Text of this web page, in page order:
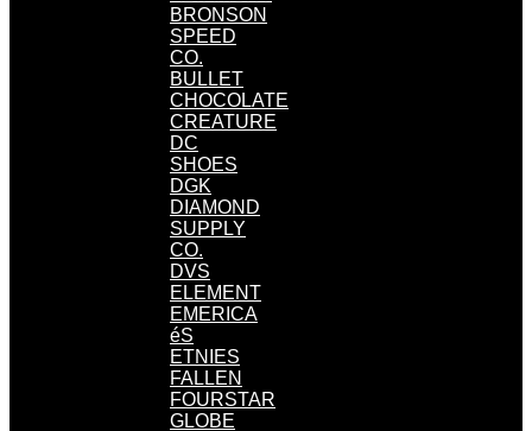
BRONSON
SPEED
CO.
BULLET
CHOCOLATE
CREATURE
DC
SHOES
DGK
DIAMOND
SUPPLY
CO.
DVS
ELEMENT
EMERICA
éS
ETNIES
FALLEN
FOURSTAR
GLOBE